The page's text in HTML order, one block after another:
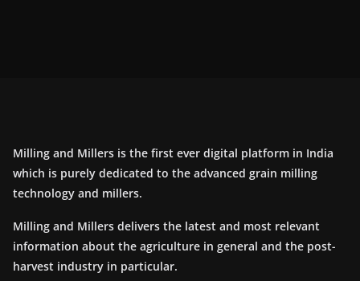
Milling and Millers is the first ever digital platform in India
which is purely dedicated to the advanced grain milling
technology and millers.
Milling and Millers delivers the latest and most relevant
information about the agriculture in general and the post-
harvest industry in particular.